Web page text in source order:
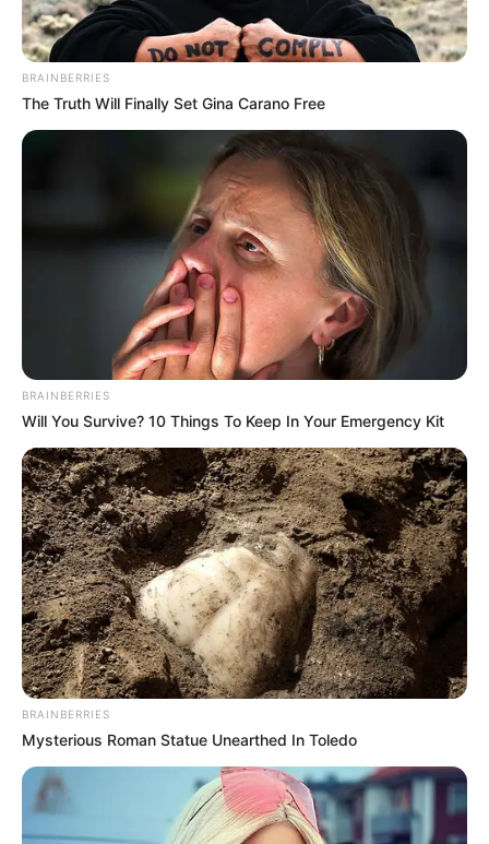
BRAINBERRIES
The Truth Will Finally Set Gina Carano Free
BRAINBERRIES
Will You Survive? 10 Things To Keep In Your Emergency Kit
BRAINBERRIES
Mysterious Roman Statue Unearthed In Toledo